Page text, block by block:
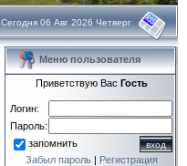
Сегодня 06 Авг 2026 Четверг
Меню пользователя
Приветствую Вас Гость
Логин:
Пароль:
запомнить
Забыл пароль| Регистрация